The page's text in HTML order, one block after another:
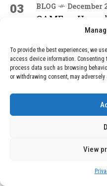
To provide the best experiences, we
access device information.
process data such as browsing
or withdrawing consent, may
View
03 BLOG December
GAME se Une
04 BLOG December
de Ancianos
Menos Dos